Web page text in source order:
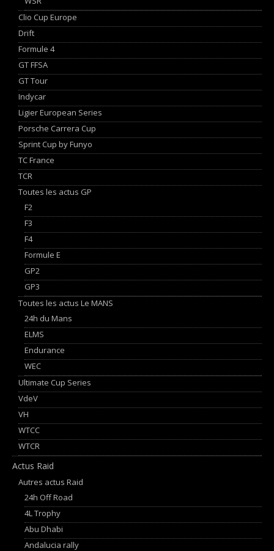
Clio Cup Europe
Drift
Formule 4
GT FFSA
GT Tour
Indycar
Ligier European Series
Porsche Carrera Cup
Sprint Cup by Funyo
TC France
TCR
Toutes les actus GP
F2
F3
F4
Formule E
GP2
GP3
Toutes les actus Le MANS
24h du Mans
ELMS
Endurance
WEC
Ultimate Cup Series
VdeV
VH
WTCC
WTCR
Actus Raid
Autres actus Raid
24h Off Road
4L Trophy
Abu Dhabi
Andalucia rally